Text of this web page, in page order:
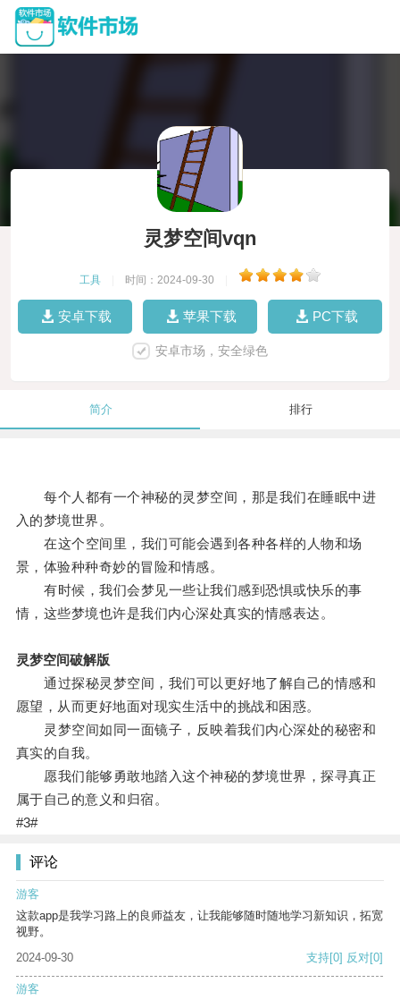
灵梦空间vqn
工具 时间：2024-09-30
安卓下载 苹果下载 PC下载
安卓市场，安全绿色
简介 排行
每个人都有一个神秘的灵梦空间，那是我们在睡眠中进
入的梦境世界。
在这个空间里，我们可能会遇到各种各样的人物和场
景，体验种种奇妙的冒险和情感。
有时候，我们会梦见一些让我们感到恐惧或快乐的事
情，这些梦境也许是我们内心深处真实的情感表达。
灵梦空间破解版
通过探秘灵梦空间，我们可以更好地了解自己的情感和
愿望，从而更好地面对现实生活中的挑战和困惑。
灵梦空间如同一面镜子，反映着我们内心深处的秘密和
真实的自我。
愿我们能够勇敢地踏入这个神秘的梦境世界，探寻真正
属于自己的意义和归宿。
#3#
评论
游客
这款app是我学习路上的良师益友，让我能够随时随地学习新知识，拓宽
视野。
2024-09-30
支持[0] 反对[0]
游客